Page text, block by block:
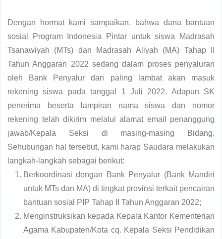
Dengan hormat kami sampaikan, bahwa dana bantuan
sosial Program Indonesia Pintar untuk siswa Madrasah
Tsanawiyah (MTs) dan Madrasah Aliyah (MA) Tahap II
Tahun Anggaran 2022 sedang dalam proses penyaluran
oleh Bank Penyalur dan paling lambat akan masuk
rekening siswa pada tanggal 1 Juli 2022. Adapun SK
penerima beserta lampiran nama siswa dan nomor
rekening telah dikirim melalui alamat email penanggung
jawab/Kepala Seksi di masing-masing Bidang.
Sehubungan hal tersebut, kami harap Saudara melakukan
langkah-langkah sebagai berikut:
Berkoordinasi dengan Bank Penyalur (Bank Mandiri
untuk MTs dan MA) di tingkat provinsi terkait pencairan
bantuan sosial PIP Tahap II Tahun Anggaran 2022;
Menginstruksikan kepada Kepala Kantor Kementerian
Agama Kabupaten/Kota cq. Kepala Seksi Pendidikan